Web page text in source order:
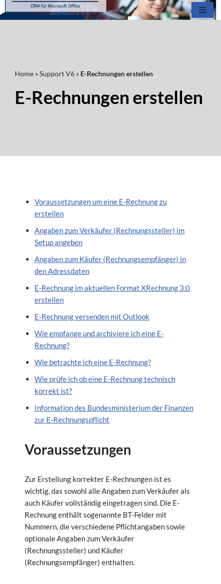
Home »Support V6 » E-Rechnungen erstellen
E-Rechnungen erstellen
Voraussetzungen um eine E-Rechnung zu
erstellen
Angaben zum Verkäufer (Rechnungssteller) im
Setup angeben
Angaben zum Käufer (Rechnungsempfänger) in
den Adressdaten
E-Rechnung im aktuellen Format XRechnung 3.0
erstellen
E-Rechnung versenden mit Outlook
Wie empfange und archiviere ich eine E-
Rechnung?
Wie betrachte ich eine E-Rechnung?
Wie prüfe ich ob eine E-Rechnung technisch
korrekt ist?
Information des Bundesministerium der Finanzen
zur E-Rechnungspflicht
Voraussetzungen
Zur Erstellung korrekter E-Rechnungen ist es
wichtig, das sowohl alle Angaben zum Verkäufer als
auch Käufer vollständig eingetragen sind. Die E-
Rechnung enthält sogenannte BT-Felder mit
Nummern, die verschiedene Pflichtangaben sowie
optionale Angaben zum Verkäufer
(Rechnungssteller) und Käufer
(Rechnungsempfänger) enthalten.